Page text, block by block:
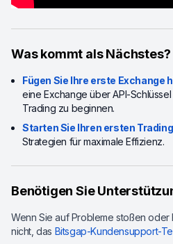
Was kommt als Nächstes?
Fügen Sie Ihre erste Exchange
eine Exchange über API-
Trading zu beginnen.
Starten Sie Ihren ersten
Strategien für maximale Effizienz.
Benötigen Sie
Wenn Sie auf Probleme stoßen
nicht, das Bitsgap-Kundensupport-